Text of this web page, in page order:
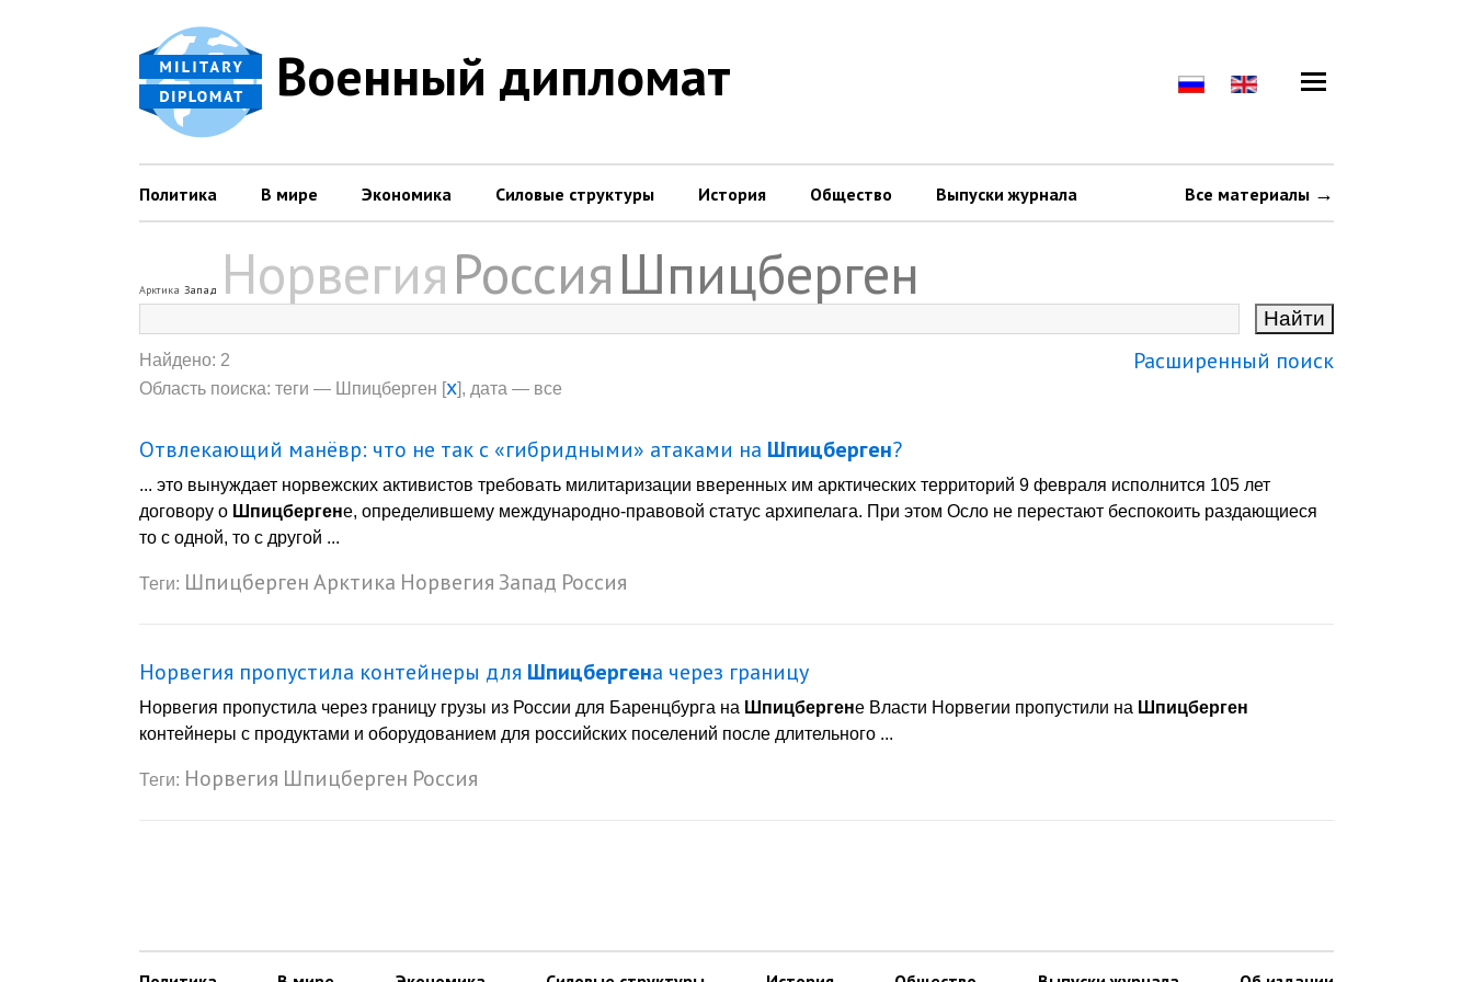
Военный дипломат
Политика В мире Экономика Силовые структуры История Общество Выпуски журнала Все материалы
Арктика Запад НорвегияРоссияШпицберген
Найдено: 2
Область поиска: теги — Шпицберген [x], дата — все
Расширенный поиск
Отвлекающий манёвр: что не так с «гибридными» атаками на Шпицберген?
... это вынуждает норвежских активистов требовать милитаризации вверенных им арктических территорий 9 февраля исполнится 105 лет
договору о Шпицбергене, определившему международно-правовой статус архипелага. При этом Осло не перестают беспокоить раздающиеся
то с одной, то с другой ...
Теги: ШпицбергенАрктика Норвегия Запад Россия
Норвегия пропустила контейнеры для Шпицбергена через границу
Норвегия пропустила через границу грузы из России для Баренцбурга на Шпицбергене Власти Норвегии пропустили на Шпицберген
контейнеры с продуктами и оборудованием для российских поселений после длительного ...
Теги: Норвегия Шпицберген Россия